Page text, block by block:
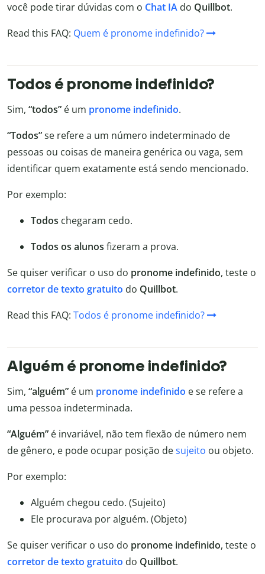
você pode tirar dúvidas com o Chat IA do Quillbot.
Read this FAQ: Quem é pronome indefinido?
Todos é pronome indefinido?
Sim, “todos” é um pronome indefinido.
“Todos”se refere a um número indeterminado de
pessoas ou coisas de maneira genérica ou vaga, sem
identificar quem exatamente está sendo mencionado.
Por exemplo:
Todos chegaram cedo.
Todos os alunos fizeram a prova.
Se quiser verificar o uso do pronome indefinido, teste o
corretor de texto gratuito do Quillbot.
Read this FAQ: Todos é pronome indefinido?
Alguém é pronome indefinido?
Sim, “alguém” é um pronome indefinido e se refere a
uma pessoa indeterminada.
“Alguém” é invariável, não tem flexão de número nem
de gênero, e pode ocupar posição desujeito ou objeto.
Por exemplo:
Alguém chegou cedo. (Sujeito)
Ele procurava por alguém. (Objeto)
Se quiser verificar o uso do pronome indefinido, teste o
corretor de texto gratuito do Quillbot.